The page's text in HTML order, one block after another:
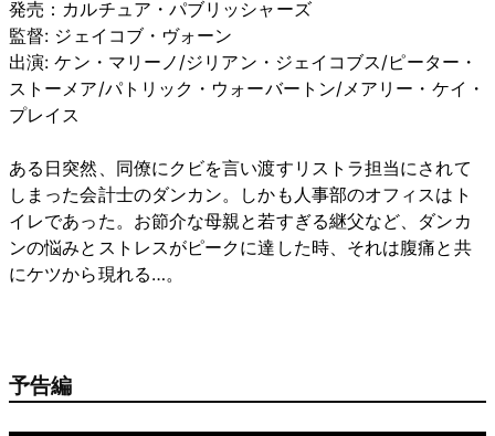
発売：カルチュア・パブリッシャーズ
監督: ジェイコブ・ヴォーン
出演: ケン・マリーノ/ジリアン・ジェイコブス/ピーター・
ストーメア/パトリック・ウォーバートン/メアリー・ケイ・
プレイス
ある日突然、同僚にクビを言い渡すリストラ担当にされて
しまった会計士のダンカン。しかも人事部のオフィスはト
イレであった。お節介な母親と若すぎる継父など、ダンカ
ンの悩みとストレスがピークに達した時、それは腹痛と共
にケツから現れる…。
予告編